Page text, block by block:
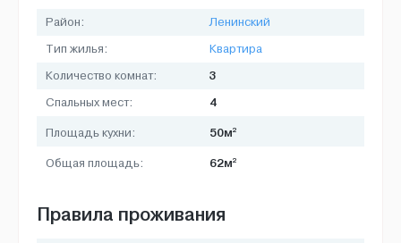
Район:
Ленинский
Тип жилья:
Квартира
Количество комнат:
3
Спальных мест: 4
Площадь кухни: 50м2
Общая площадь: 62м2
Правила проживания